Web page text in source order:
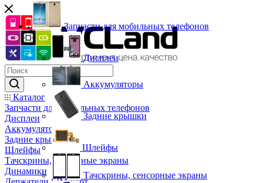
Каталог
Запчасти для мобильных телефонов
Дисплеи
Аккумуляторы
Задние крышки
Шлейфы
Тачскрины, сенсорные экраны
Динамики
Запчасти для мобильных телефонов
Дисплеи
Аккумуляторы
Задние крышки
Шлейфы
Тачскрины, сенсорные экраны